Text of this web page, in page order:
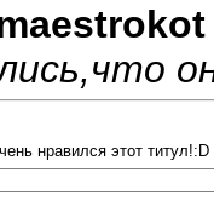
нравился этот титул!:D